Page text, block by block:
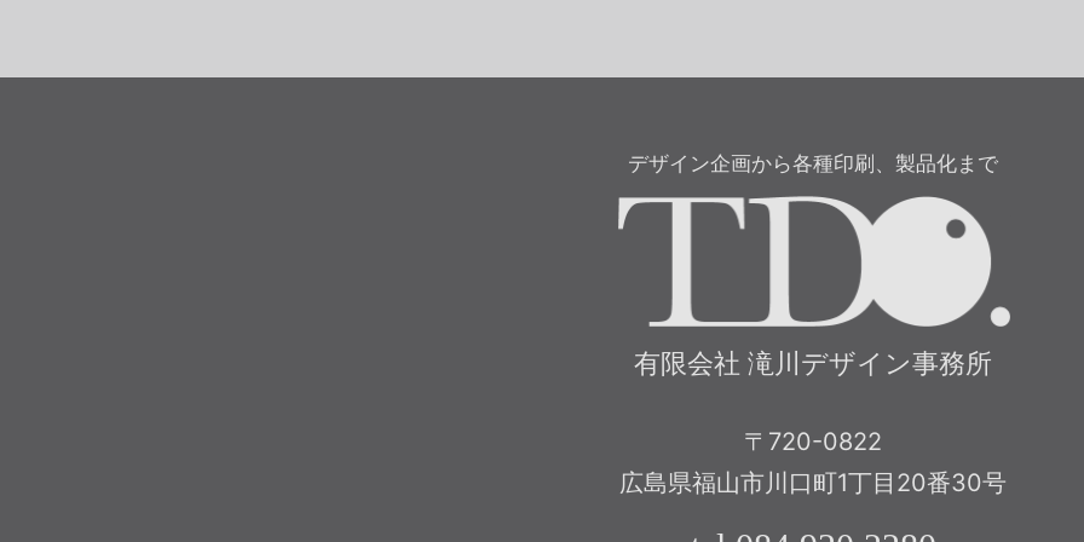
デザイン企画から各種印刷、製品化まで
有限会社 滝川デザイン事務所
〒720-0822
広島県福山市川口町1丁目20番30号